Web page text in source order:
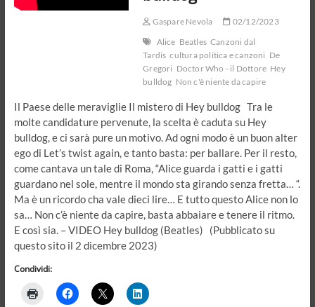
Gaspare Nevola
02/12/2023
Alice Beatles Canzoni dal
Tardis cultura politica e canzoni De
Gregori Doctor Who - il Dottore Hey
bulldog Non c'è niente da capire
Il Paese delle meraviglie Il mistero di Hey bulldog Tra le
molte candidature pervenute, la scelta è caduta su Hey
bulldog, e ci sarà pure un motivo. Ad ogni modo è un buon alter
ego di Let’s twist again, e tanto basta: per ballare. Per il resto,
come cantava un tale di Roma, “Alice guarda i gatti e i gatti
guardano nel sole, mentre il mondo sta girando senza fretta… “.
Ma è un ricordo cha vale dieci lire… E tutto questo Alice non lo
sa… Non c’è niente da capire, basta abbaiare e tenere il ritmo.
E così sia. – VIDEO Hey bulldog (Beatles) (Pubblicato su
questo sito il 2 dicembre 2023)
Condividi: